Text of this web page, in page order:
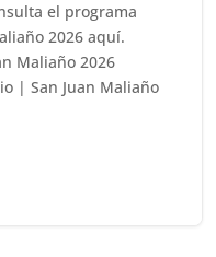
el programa
2026 aquí.
Maliaño 2026
| San Juan Maliaño